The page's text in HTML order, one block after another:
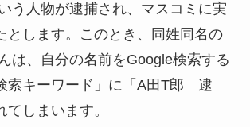
う人物が逮捕され、マスコミに実
とします。このとき、同姓同名の
は、自分の名前をGoogle検索する
索キーワード」に「A田T郎 逮
しまいます。